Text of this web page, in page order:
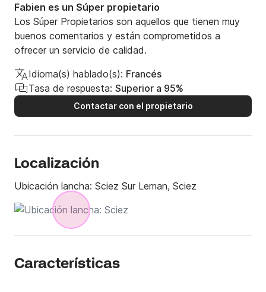
Fabien es un Súper propietario
Los Súper Propietarios son aquellos que tienen muy
buenos comentarios y están comprometidos a
ofrecer un servicio de calidad.
Idioma(s) hablado(s): Francés
Tasa de respuesta: Superior a 95%
Contactar con el propietario
Localización
Ubicación lancha: Sciez Sur Leman, Sciez
Características